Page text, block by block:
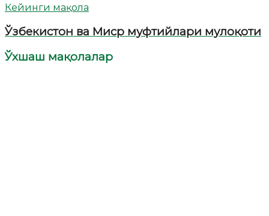
Кейинги мақола
Ўзбекистон ва Миср муфтийлари мулоқоти
Ўхшаш мақолалар